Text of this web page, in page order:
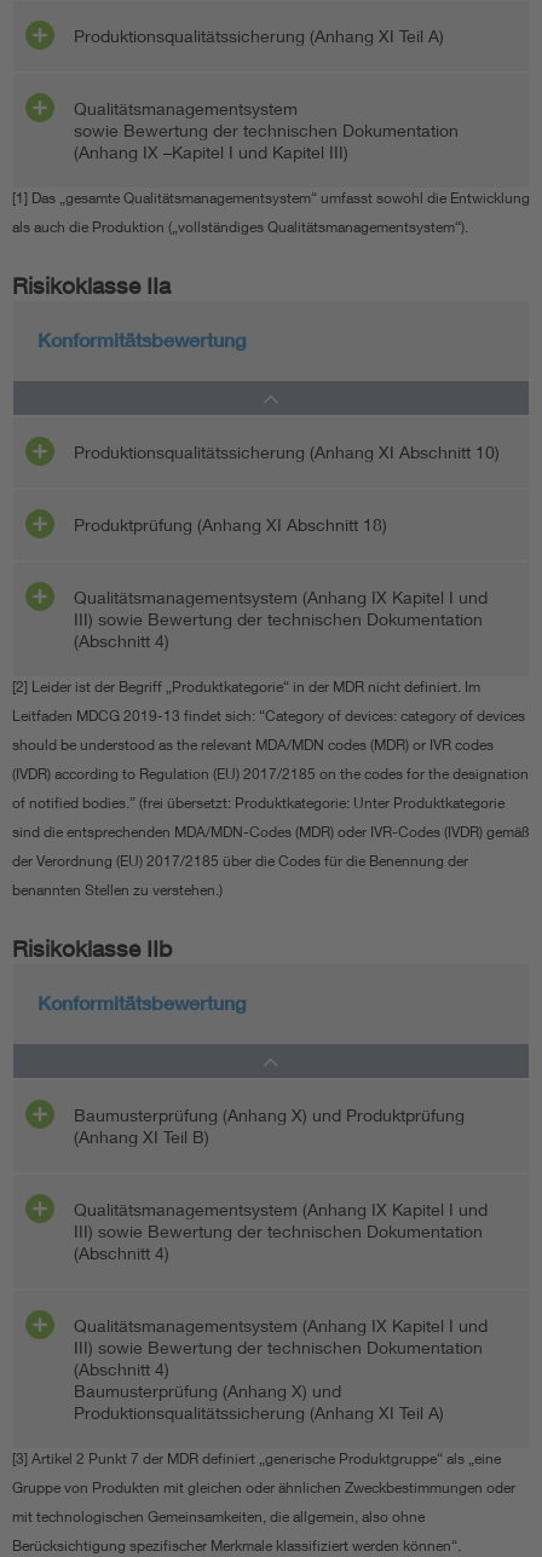
Produktionsqualitätssicherung (Anhang XI Teil A)
Qualitätsmanagementsystem
sowie Bewertung der technischen Dokumentation
(Anhang IX –Kapitel I und Kapitel III)
[1] Das „gesamte Qualitätsmanagementsystem“ umfasst sowohl die Entwicklung
als auch die Produktion („vollständiges Qualitätsmanagementsystem“).
Risikoklasse IIa
Konformitätsbewertung
Produktionsqualitätssicherung (Anhang XI Abschnitt 10)
Produktprüfung (Anhang XI Abschnitt 18)
Qualitätsmanagementsystem (Anhang IX Kapitel I und
III) sowie Bewertung der technischen Dokumentation
(Abschnitt 4)
[2] Leider ist der Begriff „Produktkategorie“ in der MDR nicht definiert. Im
Leitfaden MDCG 2019-13 findet sich: “Category of devices: category of devices
should be understood as the relevant MDA/MDN codes (MDR) or IVR codes
(IVDR) according to Regulation (EU) 2017/2185 on the codes for the designation
of notified bodies.” (frei übersetzt: Produktkategorie: Unter Produktkategorie
sind die entsprechenden MDA/MDN-Codes (MDR) oder IVR-Codes (IVDR) gemäß
der Verordnung (EU) 2017/2185 über die Codes für die Benennung der
benannten Stellen zu verstehen.)
Risikoklasse IIb
Konformitätsbewertung
Baumusterprüfung (Anhang X) und Produktprüfung
(Anhang XI Teil B)
Qualitätsmanagementsystem (Anhang IX Kapitel I und
III) sowie Bewertung der technischen Dokumentation
(Abschnitt 4)
Qualitätsmanagementsystem (Anhang IX Kapitel I und
III) sowie Bewertung der technischen Dokumentation
(Abschnitt 4)
Baumusterprüfung (Anhang X) und
Produktionsqualitätssicherung (Anhang XI Teil A)
[3] Artikel 2 Punkt 7 der MDR definiert „generische Produktgruppe“ als „eine
Gruppe von Produkten mit gleichen oder ähnlichen Zweckbestimmungen oder
mit technologischen Gemeinsamkeiten, die allgemein, also ohne
Berücksichtigung spezifischer Merkmale klassifiziert werden können“.